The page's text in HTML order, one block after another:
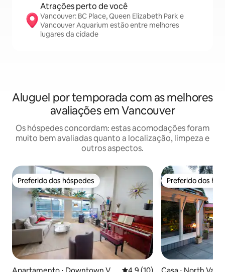
Atrações perto de você
Vancouver: BC Place, Queen Elizabeth Park e
Vancouver Aquarium estão entre melhores
lugares da cidade
Aluguel por temporada com as melhores
avaliações em Vancouver
Os hóspedes concordam: estas acomodações foram
muito bem avaliadas quanto a localização, limpeza e
outros aspectos.
Preferido dos hóspedes
Preferido dos hóspedes Preferido dos
Preferido dos